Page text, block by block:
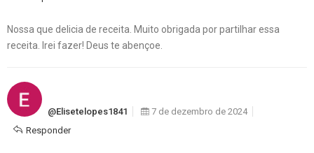
Nossa que delicia de receita. Muito obrigada por partilhar essa
receita. Irei fazer! Deus te abençoe.
@elisetelopes1841
7 de dezembro de 2024
Responder